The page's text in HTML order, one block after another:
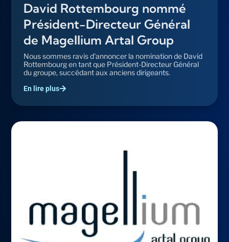
David Rottembourg nommé
Président-Directeur Général
de Magellium Artal Group
Nous sommes ravis d'annoncer la nomination de David
Rottembourg en tant que Président-Directeur Général
du groupe, succédant aux anciens dirigeants.
En lire plus